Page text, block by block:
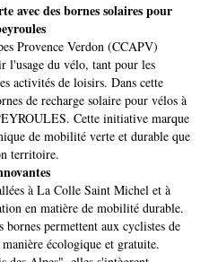
avec des bornes solaires pour
Provence Verdon (CCAPV)
l'usage du vélo, tant pour les
activités de loisirs. Dans cette
de recharge solaire pour vélos à
Cette initiative marque
de mobilité verte et durable que
territoire.
à La Colle Saint Michel et à
en matière de mobilité durable.
permettent aux cyclistes de
écologique et gratuite.